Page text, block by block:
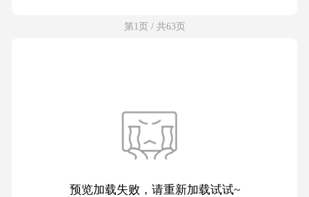
第1页 / 共63页
预览加载失败，请重新加载试试~